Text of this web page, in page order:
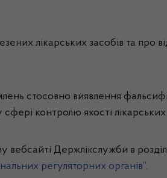
лікарських засобів та
стосовно виявлення
контролю якості лікарських
Держлікслужби в
регуляторних органів”.